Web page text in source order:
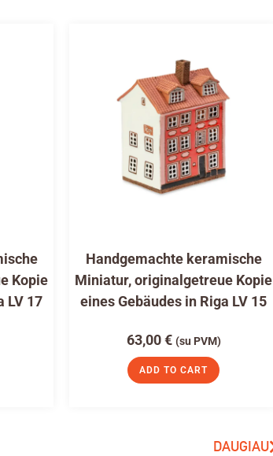
Kopie
LV 17
Handgemachte keramische
Miniatur, originalgetreue Kopie
eines Gebäudes in Riga LV 15
63,00€ (su PVM)
ADD TO CART
DAUGIAU